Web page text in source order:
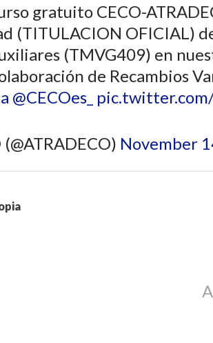
gratuito CECO-
(TITULACION OFICIAL)
(TMVG409) en
de Recambios
@CECOes_
November